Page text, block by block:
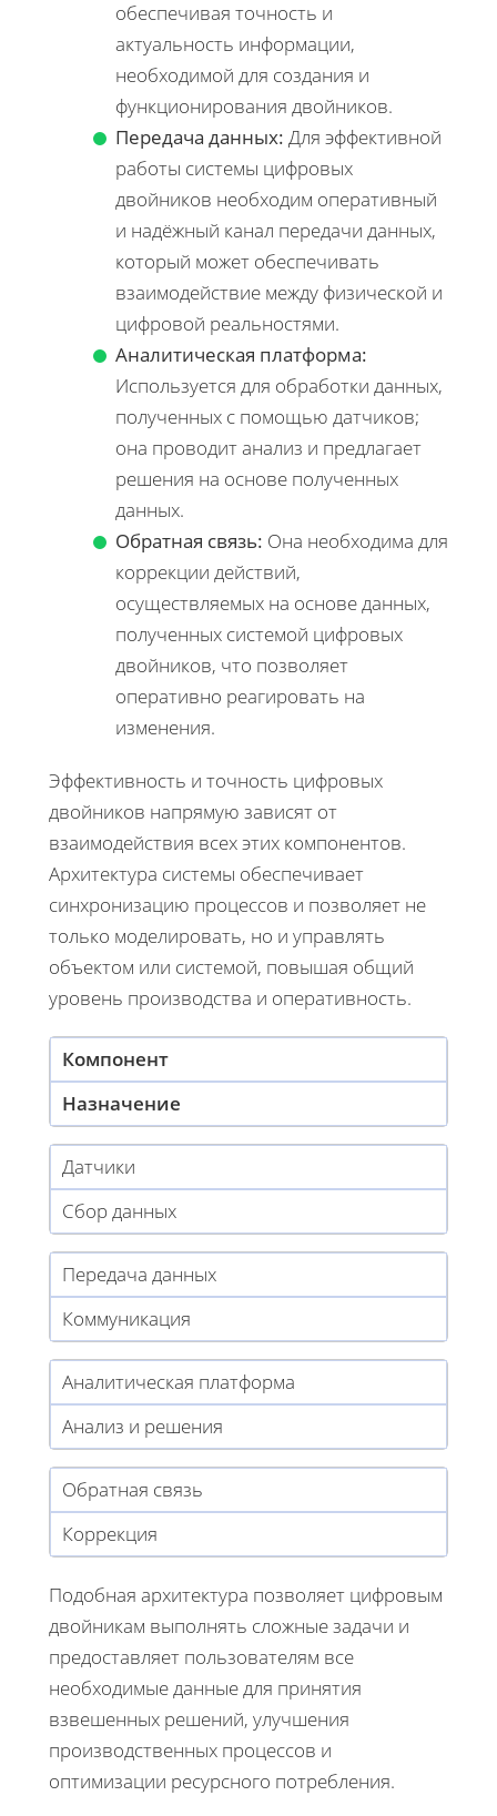
обеспечивая точность и
актуальность информации,
необходимой для создания и
функционирования двойников.
Передача данных: Для эффективной
работы системы цифровых
двойников необходим оперативный
и надёжный канал передачи данных,
который может обеспечивать
взаимодействие между физической и
цифровой реальностями.
Аналитическая платформа:
Используется для обработки данных,
полученных с помощью датчиков;
она проводит анализ и предлагает
решения на основе полученных
данных.
Обратная связь: Она необходима для
коррекции действий,
осуществляемых на основе данных,
полученных системой цифровых
двойников, что позволяет
оперативно реагировать на
изменения.
Эффективность и точность цифровых
двойников напрямую зависят от
взаимодействия всех этих компонентов.
Архитектура системы обеспечивает
синхронизацию процессов и позволяет не
только моделировать, но и управлять
объектом или системой, повышая общий
уровень производства и оперативность.
Компонент
Назначение
Датчики
Сбор данных
Передача данных
Коммуникация
Аналитическая платформа
Анализ и решения
Обратная связь
Коррекция
Подобная архитектура позволяет цифровым
двойникам выполнять сложные задачи и
предоставляет пользователям все
необходимые данные для принятия
взвешенных решений, улучшения
производственных процессов и
оптимизации ресурсного потребления.